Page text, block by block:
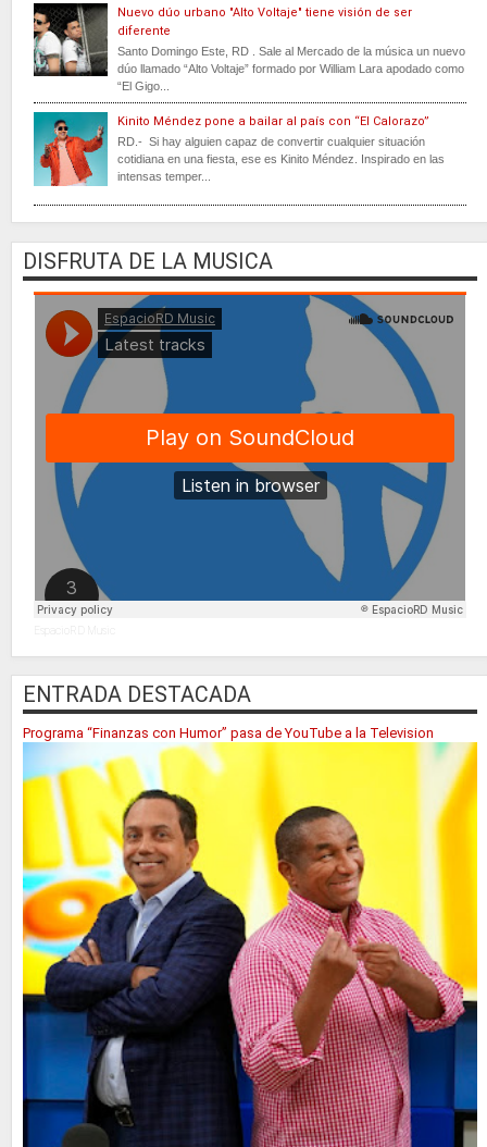
Nuevo dúo urbano "Alto Voltaje" tiene visión de ser
diferente
Santo Domingo Este, RD . Sale al Mercado de la música un nuevo
dúo llamado “Alto Voltaje” formado por William Lara apodado como
“El Gigo...
Kinito Méndez pone a bailar al país con “El Calorazo”
RD.- Si hay alguien capaz de convertir cualquier situación
cotidiana en una fiesta, ese es Kinito Méndez. Inspirado en las
intensas temper...
DISFRUTA DE LA MUSICA
ENTRADA DESTACADA
Programa “Finanzas con Humor” pasa de YouTube a la Television